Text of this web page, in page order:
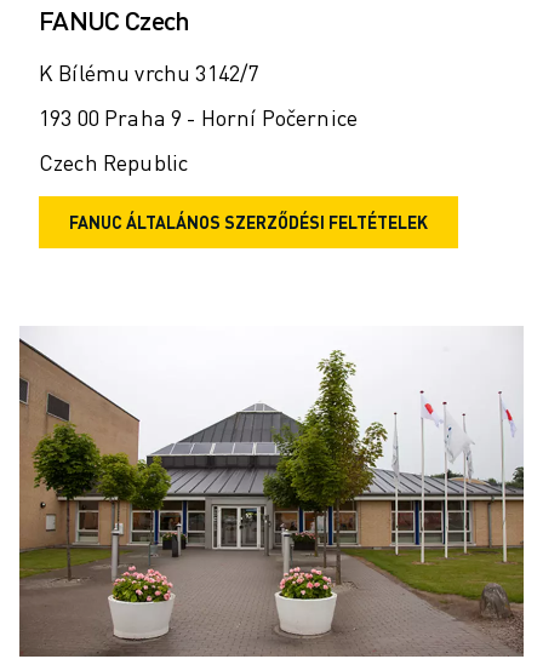
FANUC Czech
K Bílému vrchu 3142/7
193 00 Praha 9 - Horní Počernice
Czech Republic
FANUC ÁLTALÁNOS SZERZŐDÉSI FELTÉTELEK